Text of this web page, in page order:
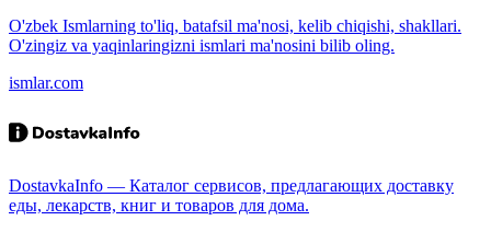
O'zbek Ismlarning to'liq, batafsil ma'nosi, kelib chiqishi, shakllari.
O'zingiz va yaqinlaringizni ismlari ma'nosini bilib oling.
ismlar.com
DostavkaInfo — Каталог сервисов, предлагающих доставку
еды, лекарств, книг и товаров для дома.